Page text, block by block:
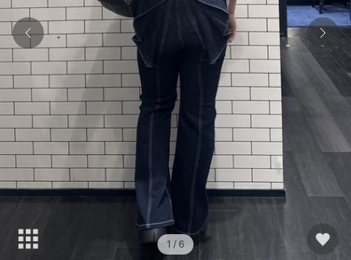
1 / 6